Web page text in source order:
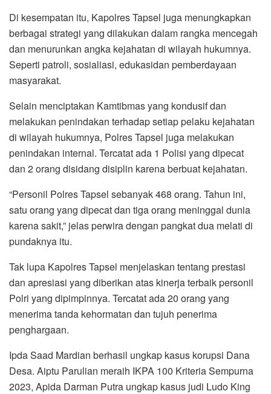
Di kesempatan itu, Kapolres Tapsel juga menungkapkan
berbagai strategi yang dilakukan dalam rangka mencegah
dan menurunkan angka kejahatan di wilayah hukumnya.
Seperti patroli, sosialiasi, edukasidan pemberdayaan
masyarakat.
Selain menciptakan Kamtibmas yang kondusif dan
melakukan penindakan terhadap setiap pelaku kejahatan
di wilayah hukumnya, Polres Tapsel juga melakukan
penindakan internal. Tercatat ada 1 Polisi yang dipecat
dan 2 orang disidang disiplin karena berbuat kejahatan.
“Personil Polres Tapsel sebanyak 468 orang. Tahun ini,
satu orang yang dipecat dan tiga orang meninggal dunia
karena sakit,” jelas perwira dengan pangkat dua melati di
pundaknya itu.
Tak lupa Kapolres Tapsel menjelaskan tentang prestasi
dan apresiasi yang diberikan atas kinerja terbaik personil
Polri yang dipimpinnya. Tercatat ada 20 orang yang
menerima tanda kehormatan dan tujuh penerima
penghargaan.
Ipda Saad Mardian berhasil ungkap kasus korupsi Dana
Desa. Aiptu Parulian meraih IKPA 100 Kriteria Sempurna
2023, Apida Darman Putra ungkap kasus judi Ludo King